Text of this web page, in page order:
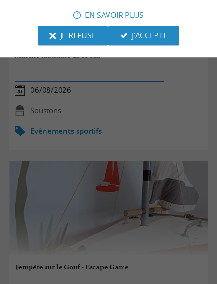
Marche matinale de 10 km
06/08/2026
Soustons
Evènements sportifs
Tempête sur le Gouf - Escape Game
EN SAVOIR PLUS
JE REFUSE
J'ACCEPTE